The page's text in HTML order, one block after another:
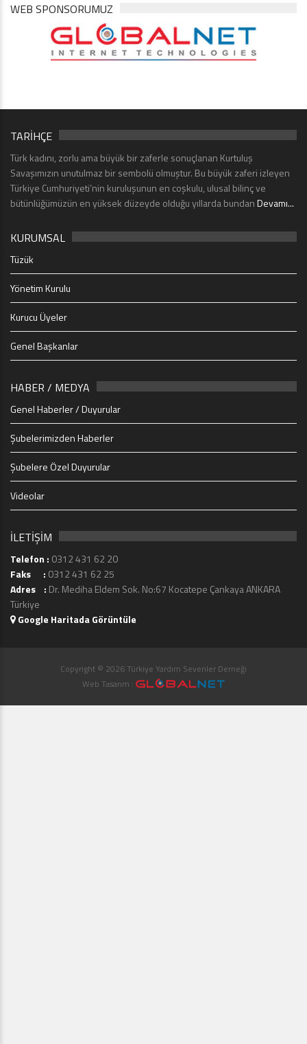
WEB SPONSORUMUZ
TARİHÇE
Türk kadını, zorlu ama büyük bir zaferle sonuçlanan Kurtuluş
Savaşımızın unutulmaz bir sembolü olmuştur. Bu büyük zaferi izleyen
Türkiye Cumhuriyeti’nin kuruluşunun en coşkulu, ulusal bilinç ve
bütünlüğümüzün en yüksek düzeyde olduğu yıllarda bundanDevamı...
KURUMSAL
Tüzük
Yönetim Kurulu
Kurucu Üyeler
Genel Başkanlar
HABER / MEDYA
Genel Haberler / Duyurular
Şubelerimizden Haberler
Şubelere Özel Duyurular
Videolar
İLETİŞİM
Telefon : 0312 431 62 20
Faks : 0312 431 62 25
Adres : Dr. Mediha Eldem Sok. No:67 Kocatepe Çankaya ANKARA
Türkiye
Google Haritada Görüntüle
Copyright © 2026 Türkiye Yardım Sevenler Derneği
Web Tasarım :